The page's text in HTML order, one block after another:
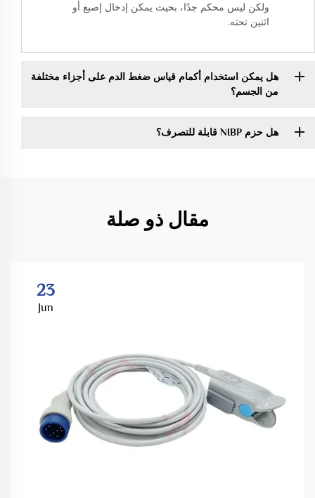
ولكن ليس محكم جدًا، بحيث يمكن إدخال إصبع أو
اثنين تحته.
هل يمكن استخدام أكمام قياس ضغط الدم على أجزاء مختلفة
من الجسم؟
هل حزم NIBP قابلة للتصرف؟
مقال ذو صلة
23
Jun